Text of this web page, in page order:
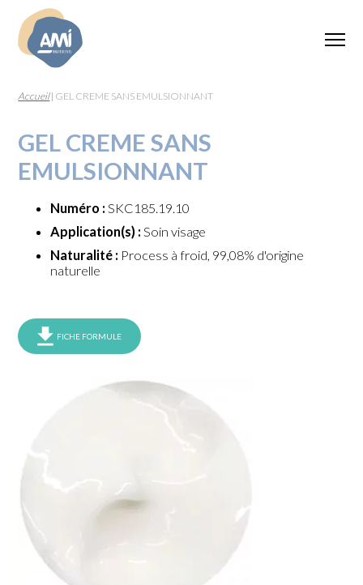
Accueil| GEL CREME SANS EMULSIONNANT
GEL CREME SANS
EMULSIONNANT
Numéro : SKC185.19.10
Application(s) : Soin visage
Naturalité : Process à froid, 99,08% d'origine
naturelle
FICHE FORMULE